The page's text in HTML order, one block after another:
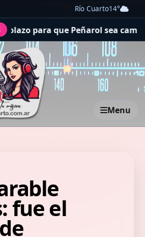
Río Cuarto14°
que Peñarol sea campeón
Menu
fue el